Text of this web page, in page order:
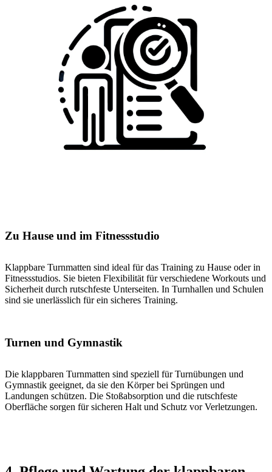
Zu Hause und im Fitnessstudio
Klappbare Turnmatten sind ideal für das Training zu Hause oder in
Fitnessstudios. Sie bieten Flexibilität für verschiedene Workouts und
Sicherheit durch rutschfeste Unterseiten. In Turnhallen und Schulen
sind sie unerlässlich für ein sicheres Training.
Turnen und Gymnastik
Die klappbaren Turnmatten sind speziell für Turnübungen und
Gymnastik geeignet, da sie den Körper bei Sprüngen und
Landungen schützen. Die Stoßabsorption und die rutschfeste
Oberfläche sorgen für sicheren Halt und Schutz vor Verletzungen.